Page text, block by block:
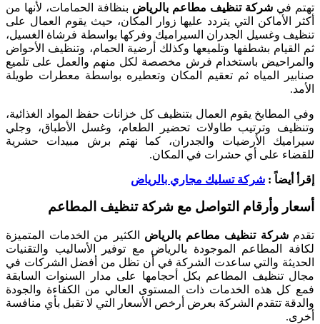
تهتم في شركة تنظيف مطاعم بالرياض بنظافة الحمامات، لأنها من
أكثر الأماكن التي يتردد عليها زوار المكان، حيث يقوم العمال على
تنظيف وغسيل الجدران السيراميك وفركها بواسطة فرشاة الغسيل،
ثم القيام بشطفها وتلميعها وكذلك أرضية الحمام، وتنظيف الأحواض
والمراحيض باستخدام فرش مخصصة لكل منهم والعمل على تلميع
صنابير المياه ثم تعقيم المكان وتعطيره بواسطة معطرات طويلة
الأمد.
وفي المطابخ يقوم العمال بتنظيف كل خزانات حفظ المواد الغذائية،
وتنظيف وترتيب طاولات تحضير الطعام، وغسل الأطباق، وجلي
سيراميك الأرضيات والجدران، كما نهتم برش مبيدات حشرية
للقضاء على أي حشرات في المكان.
إقرأ أيضاً : شركة تسليك مجاري بالرياض
أسعار وأرقام التواصل مع شركة تنظيف المطاعم
تقدمشركة تنظيف مطاعم بالرياض الكثير من الخدمات المتميزة
لكافة المطاعم الموجودة بالرياض مع توفير الأساليب والتقنيات
الحديثة والتي ساعدت الشركة في أن تظل من أفضل الشركات في
مجال تنظيف المطاعم بكل أحجامها على مدار السنوات السابقة
فمع كل هذه الخدمات ذات المستوى العالي من الكفاءة والجودة
والدقة تتقدم الشركة بعرض أرخص الأسعار التي لا تقبل بأي منافسة
أخرى.